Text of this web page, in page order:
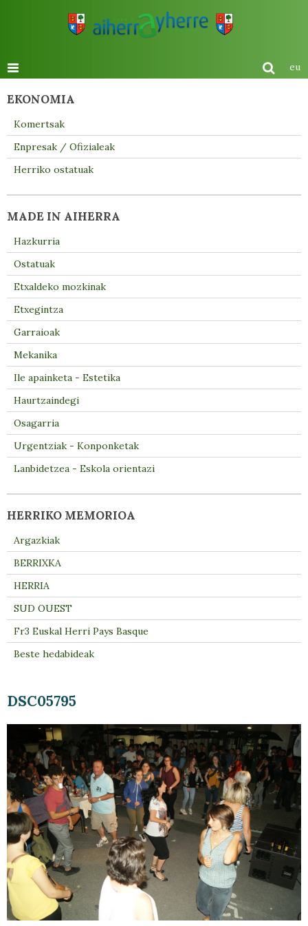
eu
DSC05795
EKONOMIA
Komertsak
Enpresak / Ofizialeak
Herriko ostatuak
MADE IN AIHERRA
Hazkurria
Ostatuak
Etxaldeko mozkinak
Etxegintza
Garraioak
Mekanika
Ile apainketa - Estetika
Haurtzaindegi
Osagarria
Urgentziak - Konponketak
Lanbidetzea - Eskola orientazi
HERRIKO MEMORIOA
Argazkiak
BERRIXKA
HERRIA
SUD OUEST
Fr3 Euskal Herri Pays Basque
Beste hedabideak